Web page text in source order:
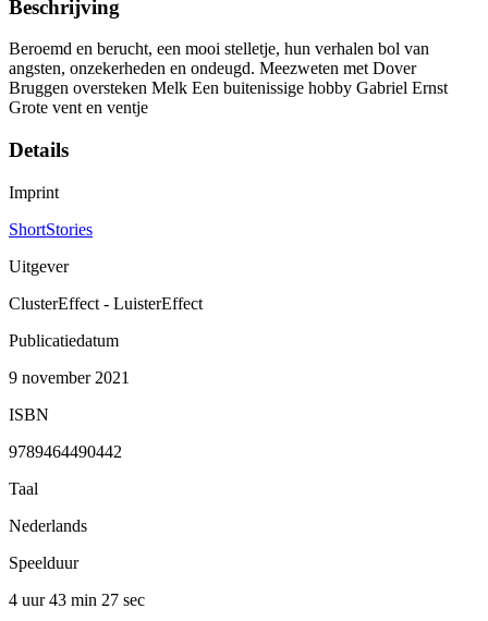
Beschrijving
Beroemd en berucht, een mooi stelletje, hun verhalen bol van
angsten, onzekerheden en ondeugd. Meezweten met Dover
Bruggen oversteken Melk Een buitenissige hobby Gabriel Ernst
Grote vent en ventje
Details
Imprint
ShortStories
Uitgever
ClusterEffect - LuisterEffect
Publicatiedatum
9 november 2021
ISBN
9789464490442
Taal
Nederlands
Speelduur
4 uur 43 min 27 sec